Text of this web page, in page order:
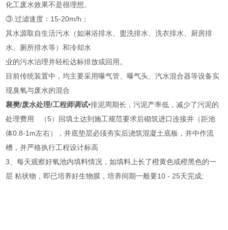
化工废水效果不是很理想。
③.过滤速度：15-20m/h；
其水源取自生活污水（如淋浴排水、盥洗排水、洗衣排水、厨房排
水、厕所排水等）和冷却水
业的污水治理并轻松达标排放或回用。
目前传统装置中，均主要采用曝气管、曝气头、汽水混合器等设备实
现臭氧与废水的混合
襄樊/废水处理/工程师调试•排泥周期长，污泥产率低，减少了污泥的
处理费用 （5）回填土达到施工规范要求后砌筑进口连接井（距池
体0.8-1m左右），井底垫层必须夯实后浇筑混凝土底板，井中作流
槽，并严格执行工程设计标高
3、每天观察好氧池内填料情况，如填料上长了橙黄色或橙黑色的一
层 粘状物，即已培养好生物膜，培养间期一般要10 - 25天完成;